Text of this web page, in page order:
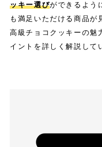
ッキー選びができるよう
も満足いただける商品が
高級チョコクッキーの魅
イントを詳しく解説して